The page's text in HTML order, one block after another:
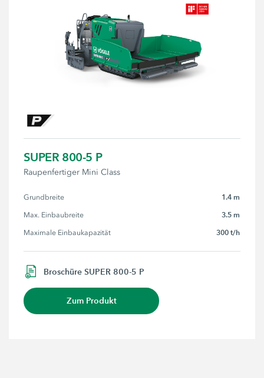
SUPER 800-5 P
Raupenfertiger Mini Class
Grundbreite 1.4 m
Max. Einbaubreite 3.5 m
Maximale Einbaukapazität 300 t/h
Broschüre SUPER 800-5 P
Zum Produkt